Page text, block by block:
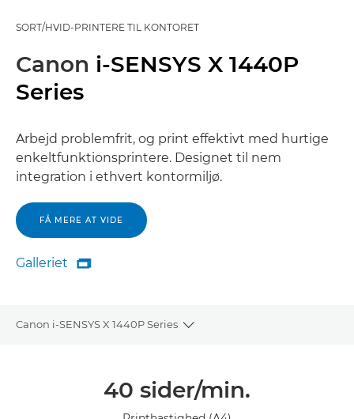
SORT/HVID-PRINTERE TIL KONTORET
Canon i-SENSYS X 1440P
Series
Arbejd problemfrit, og print effektivt med hurtige
enkeltfunktionsprintere. Designet til nem
integration i ethvert kontormiljø.
FÅ MERE AT VIDE
Galleriet
Galleriet

Canon i-SENSYS X 1440P Series
Toggle breadcrumbs
40 sider/min.